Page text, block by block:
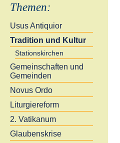
Themen:
Usus Antiquior
Tradition und Kultur
Stationskirchen
Gemeinschaften und
Gemeinden
Novus Ordo
Liturgiereform
2. Vatikanum
Glaubenskrise